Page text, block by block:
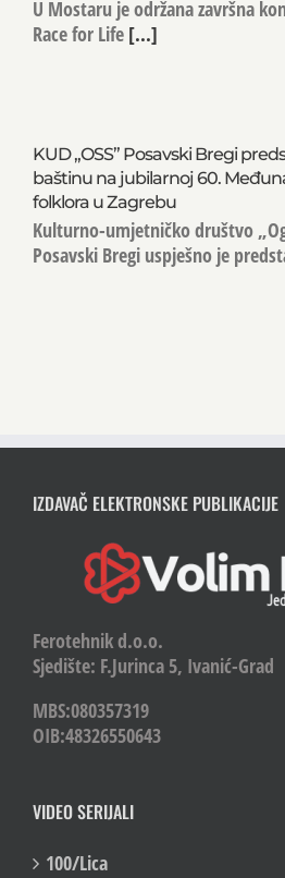
U Mostaru je održana završna
Race for Life [...]
KUD „OSS” Posavski Bregi
baštinu na jubilarnoj 60.
folklora u Zagrebu
Kulturno-umjetničko društvo
Posavski Bregi uspješno je
IZDAVAČ ELEKTRONSKE PUBLIKACIJE
Ferotehnik d.o.o.
Sjedište: F.Jurinca 5, Ivanić-Grad
MBS:080357319
OIB:48326550643
VIDEO SERIJALI
100/Lica